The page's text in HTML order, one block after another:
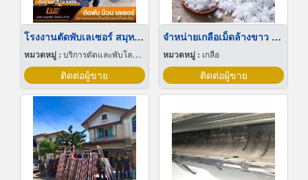
โรงงานตัดพับเลเซอร์ สมุทรปราการ
หมวดหมู่ : บริการตัดและพับโลหะด้วยเลเซอร์
ติดต่อผู้ขาย
จําหน่ายเกลือเม็ดล้างขาว สมุทรสาคร
หมวดหมู่ : เกลือ
ติดต่อผู้ขาย